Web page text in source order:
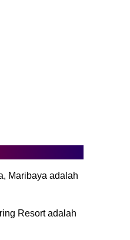
Maribaya adalah
Resort adalah